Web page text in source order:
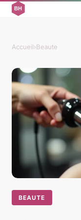
Accueil›Beaute
BEAUTE